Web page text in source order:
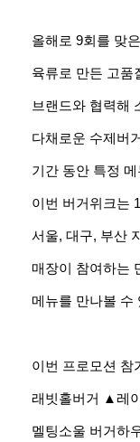
올해로 9회를 맞
육류로 만든 고품
브랜드와 협력해
다채로운 수제버
기간 동안 특정
이번 버거위크는
서울, 대구, 부산
매장이 참여하는
메뉴를 만나볼 수
이번 프로모션
래빗홀버거 ▲레
멜팅소울 버거하